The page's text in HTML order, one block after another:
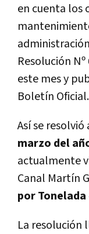
en cuenta los
Resolución
este mes y
Boletín Oficial.
Así se
marzo del
actualmente
Canal Martín
por Tonelada
La resolución